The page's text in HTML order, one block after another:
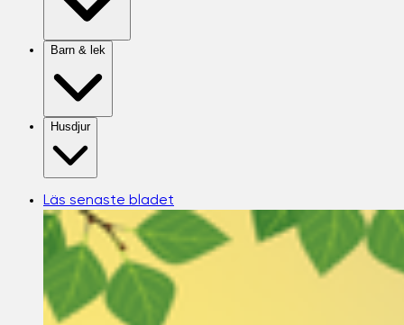
Barn & lek
Husdjur
Läs senaste bladet